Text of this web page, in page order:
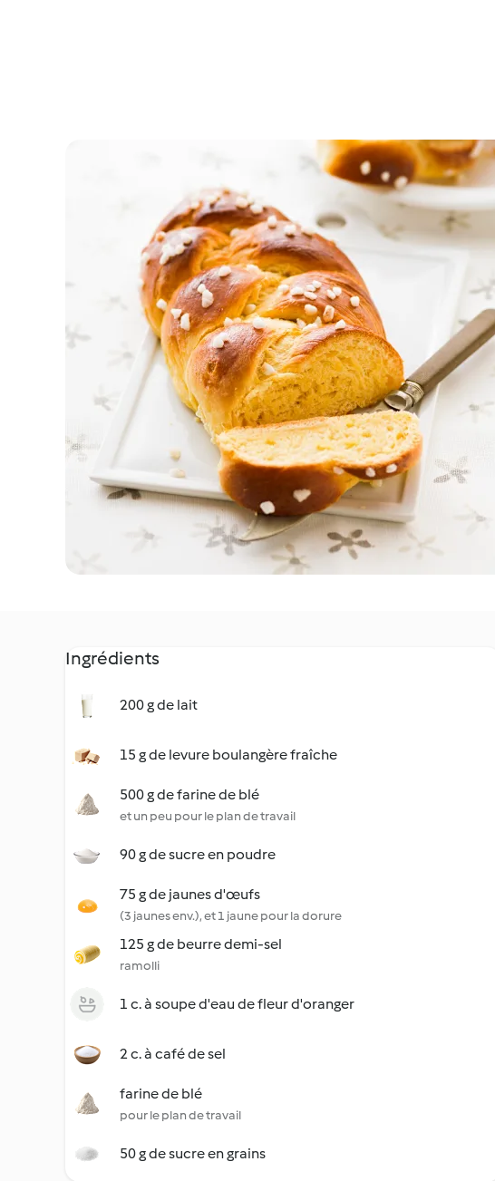
Ingrédients
200 g de lait
15 g de levure boulangère fraîche
500 g de farine de blé
et un peu pour le plan de travail
90 g de sucre en poudre
75 g de jaunes d'œufs
(3 jaunes env.), et 1 jaune pour la dorure
125 g de beurre demi-sel
ramolli
1 c. à soupe d'eau de fleur d'oranger
2 c. à café de sel
farine de blé
pour le plan de travail
50 g de sucre en grains